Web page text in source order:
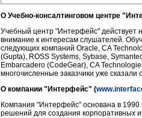
О Учебно-консалтинговом центре
Учебный центр "Интерфейс" действует
внимание к интересам слушателей.
следующих компаний Oracle, CA
(Gupta), ROSS Systems, Sybase,
Embarcadero (CodeGear), CA
многочисленные заказчики уже сказали
О компании "Интерфейс" (
Компания "Интерфейс" основана в 1990
решений для создания корпоративных